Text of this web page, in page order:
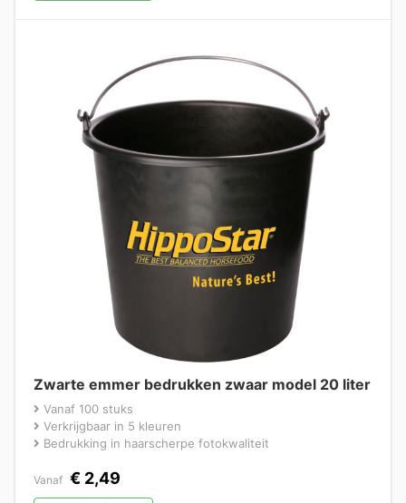
Zwarte emmer bedrukken zwaar model 20 liter
Vanaf 100 stuks
Verkrijgbaar in 5 kleuren
Bedrukking in haarscherpe fotokwaliteit
Vanaf € 2,49